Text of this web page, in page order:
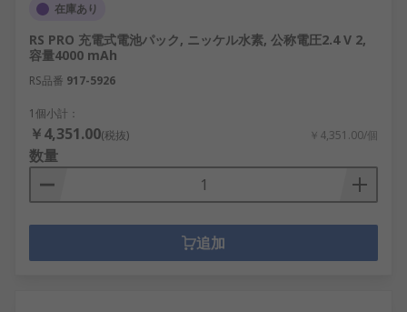
在庫あり
RS PRO 充電式電池パック, ニッケル水素, 公称電圧2.4 V 2,
容量4000 mAh
RS品番 917-5926
1個小計：
￥4,351.00(税抜) ￥4,351.00/個
数量
追加